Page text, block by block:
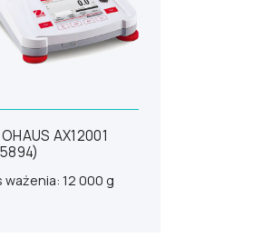
AX12001
ważenia: 12 000 g